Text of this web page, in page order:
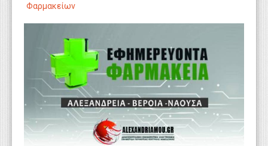
Φαρμακείων
Κυτίο Παραπόνων Πολιτών